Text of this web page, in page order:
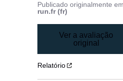
Publicado originalmente
run.fr (fr)
Ver a avaliação
original
Relatório